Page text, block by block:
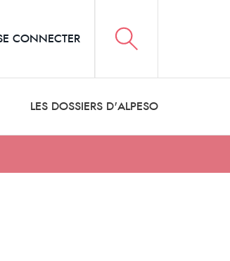
LES DOSSIERS D'ALPESO
CONNECTER